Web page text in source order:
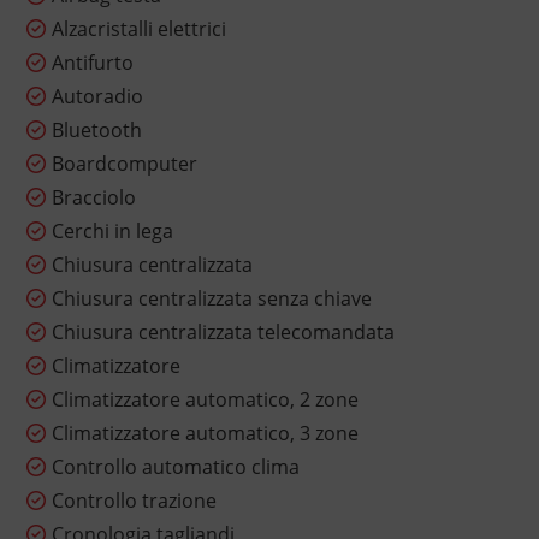
Alzacristalli elettrici
Antifurto
Autoradio
Bluetooth
Boardcomputer
Bracciolo
Cerchi in lega
Chiusura centralizzata
Chiusura centralizzata senza chiave
Chiusura centralizzata telecomandata
Climatizzatore
Climatizzatore automatico, 2 zone
Climatizzatore automatico, 3 zone
Controllo automatico clima
Controllo trazione